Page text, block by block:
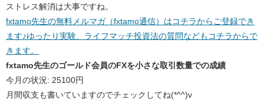
ストレス解消は大事ですね。
fxtamo先生の無料メルマガ（fxtamo通信）はコチラからご登録でき
ます♪ゆったり実験、ライフマッチ投資法の質問などもコチラからで
きます。
fxtamo先生のゴールド会員のFXを小さな取引数量での成績
今月の状況: 25100円
月間収支も書いていますのでチェックしてね(*^^)v